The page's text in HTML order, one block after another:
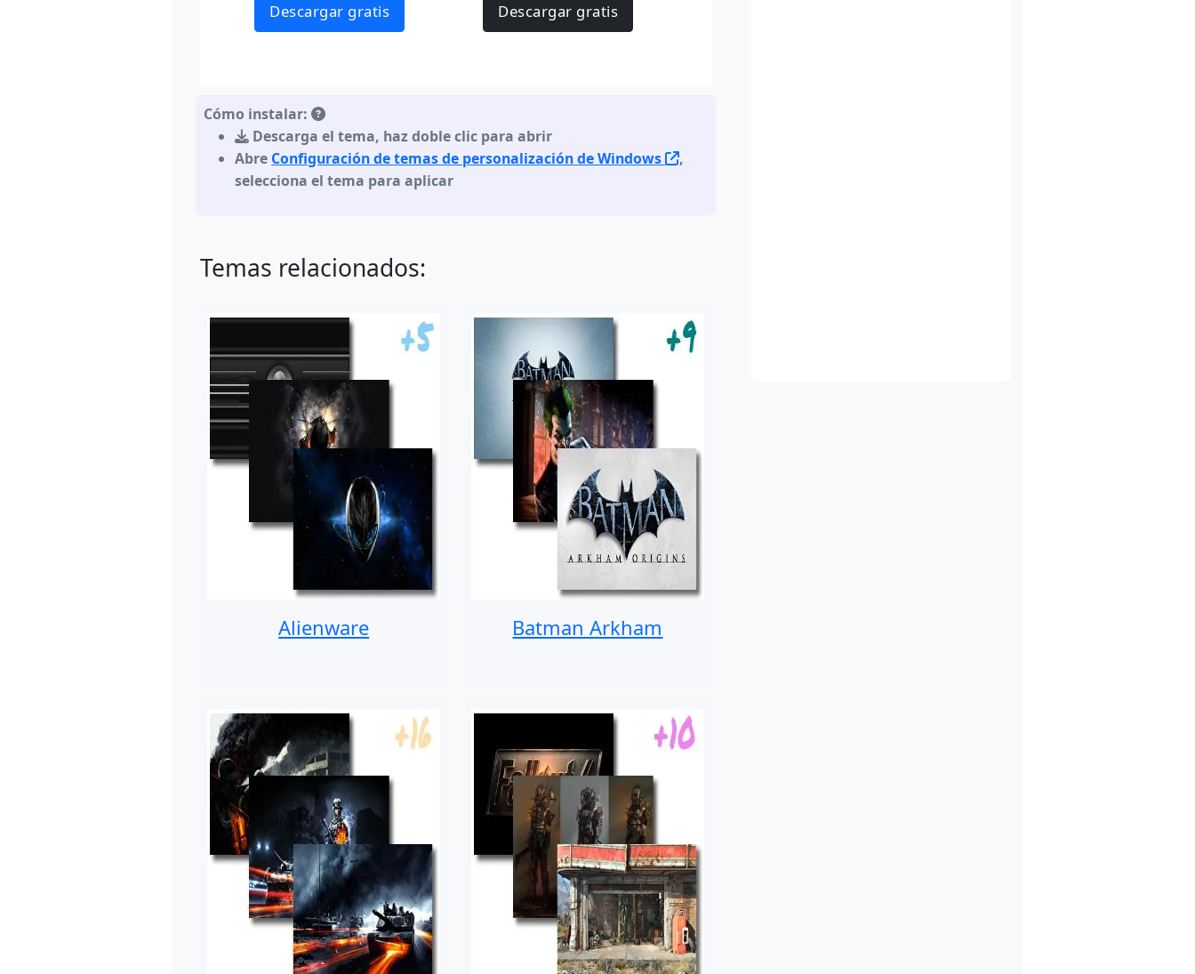
Descargar gratis Descargar gratis
Cómo instalar:
Descarga el tema, haz doble clic para abrir
Abre Configuración de temas de personalización de Windows
,
selecciona el tema para aplicar
Temas relacionados:
Alienware Batman Arkham